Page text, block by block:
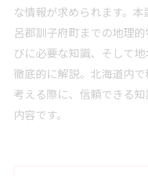
な情報が求められます。
呂郡訓子府町までの地理
びに必要な知識、そして
徹底的に解説。北海道内
考える際に、信頼できる
内容です。